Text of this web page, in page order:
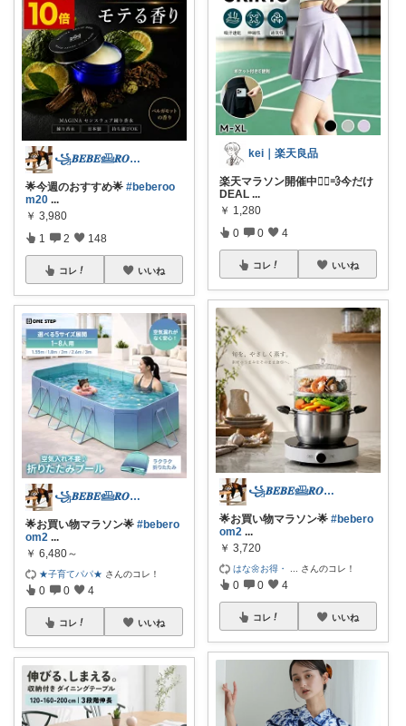
꧁𝑩𝑬𝑩𝑬𓊝𝑹𝑶𝑶𝑴꧂
🌟今週のおすすめ🌟 #beberoo
m20 ...
￥ 3,980
1 2 148
コレ いいね
꧁𝑩𝑬𝑩𝑬𓊝𝑹𝑶𝑶𝑴꧂
🌟お買い物マラソン🌟 #bebero
om2 ...
￥ 6,480～
★子育てパパ★ さんのコレ！
0 0 4
コレ いいね
kei｜楽天良品
楽天マラソン開催中🏃‍♀️💨今だけ
DEAL ...
￥ 1,280
0 0 4
コレ いいね
꧁𝑩𝑬𝑩𝑬𓊝𝑹𝑶𝑶𝑴꧂
🌟お買い物マラソン🌟 #bebero
om2 ...
￥ 3,720
はな🌼お得・ さんのコレ！
0 0 4
コレ いいね